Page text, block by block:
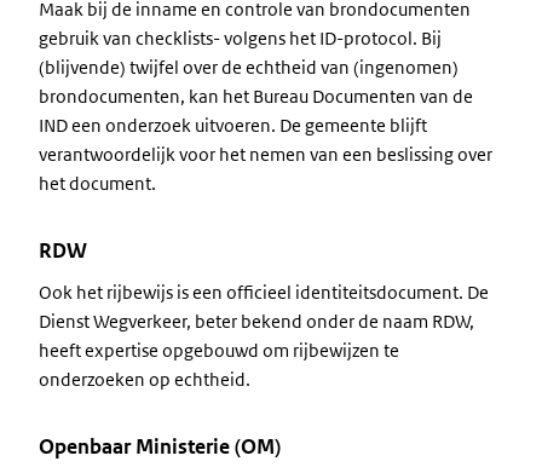
Maak bij de inname en controle van brondocumenten
gebruik van checklists- volgens het ID-protocol. Bij
(blijvende) twijfel over de echtheid van (ingenomen)
brondocumenten, kan het Bureau Documenten van de
IND een onderzoek uitvoeren. De gemeente blijft
verantwoordelijk voor het nemen van een beslissing over
het document.
RDW
Ook het rijbewijs is een officieel identiteitsdocument. De
Dienst Wegverkeer, beter bekend onder de naam RDW,
heeft expertise opgebouwd om rijbewijzen te
onderzoeken op echtheid.
Openbaar Ministerie (OM)